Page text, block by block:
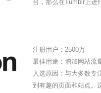
台，那么在Tumblr上进
注册用户：2500万
最佳用途：增加网站流
入选原因：与大多数专
到有趣的页面和站点。